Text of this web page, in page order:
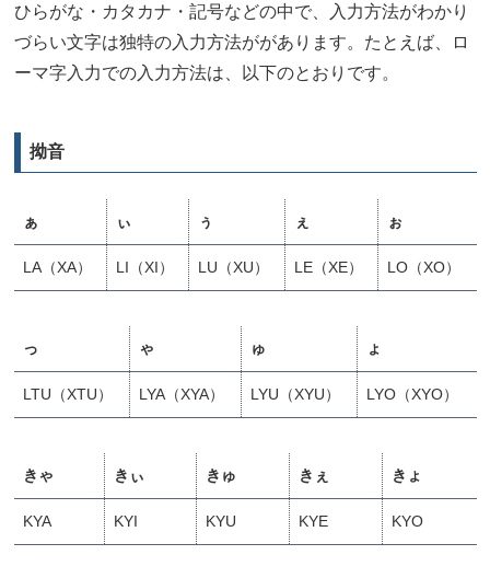
ひらがな・カタカナ・記号などの中で、入力方法がわかり
づらい文字は独特の入力方法ががあります。たとえば、ロ
ーマ字入力での入力方法は、以下のとおりです。
拗音
ぁ ぃ ぅ ぇ ぉ
LA（XA） LI（XI） LU（XU） LE（XE） LO（XO）
っ ゃ ゅ ょ
LTU（XTU） LYA（XYA） LYU（XYU） LYO（XYO）
きゃ きぃ きゅ きぇ きょ
KYA KYI KYU KYE KYO